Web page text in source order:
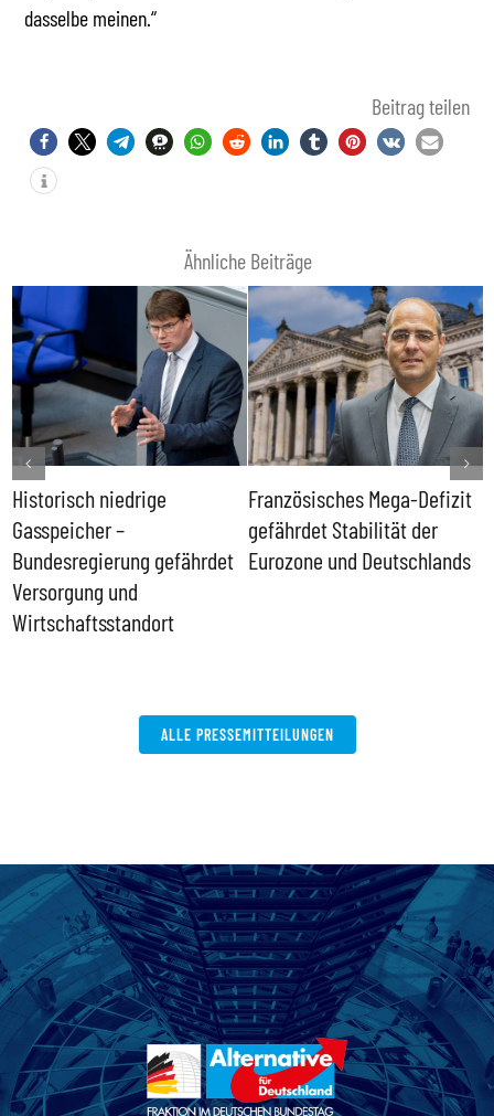
dasselbe meinen.“
Beitrag teilen
Ähnliche Beiträge
Historisch niedrige
Gasspeicher –
Bundesregierung gefährdet
Versorgung und
Wirtschaftsstandort
Französisches Mega-Defizit
gefährdet Stabilität der
Eurozone und Deutschlands
ALLE PRESSEMITTEILUNGEN